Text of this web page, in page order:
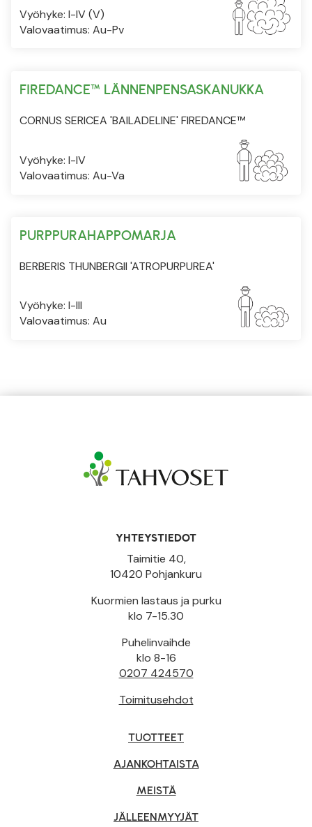
Vyöhyke: I-IV (V)
Valovaatimus: Au-Pv
FIREDANCE™ LÄNNENPENSASKANUKKA
CORNUS SERICEA 'BAILADELINE' FIREDANCE™
Vyöhyke: I-IV
Valovaatimus: Au-Va
PURPPURAHAPPOMARJA
BERBERIS THUNBERGII 'ATROPURPUREA'
Vyöhyke: I-III
Valovaatimus: Au
YHTEYSTIEDOT
Taimitie 40,
10420 Pohjankuru
Kuormien lastaus ja purku
klo 7-15.30
Puhelinvaihde
klo 8-16
0207 424570
Toimitusehdot
TUOTTEET
AJANKOHTAISTA
MEISTÄ
JÄLLEENMYYJÄT